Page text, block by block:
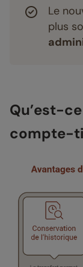
Le
plus
Qu’est-
compte-